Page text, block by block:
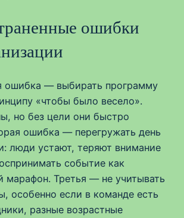
ошибки
ошибка — выбирать программу
«чтобы было весело».
но без цели они быстро
ошибка — перегружать день
люди устают, теряют внимание
событие как
марафон. Третья — не учитывать
особенно если в команде есть
разные возрастные